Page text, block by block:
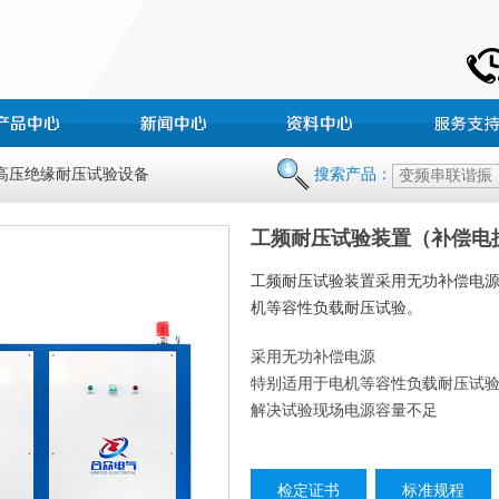
压绝缘耐压试验设备 搜索产品：
工频耐压试验装置（补偿
工频耐压试验装置采用无功补偿电
机等容性负载耐压试验。
采用无功补偿电源
特别适用于电机等容性负载耐压试验
解决试验现场电源容量不足
检定证书 标准规程